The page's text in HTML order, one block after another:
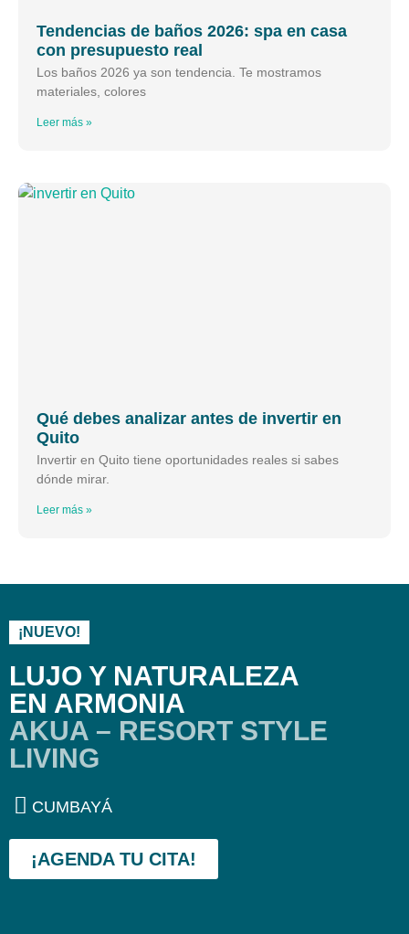
Tendencias de baños 2026: spa en casa
con presupuesto real
Los baños 2026 ya son tendencia. Te mostramos
materiales, colores
Leer más »
Qué debes analizar antes de invertir en
Quito
Invertir en Quito tiene oportunidades reales si sabes
dónde mirar.
Leer más »
¡NUEVO!
LUJO Y NATURALEZA
EN ARMONIA
AKUA – RESORT STYLE
LIVING
CUMBAYÁ
¡AGENDA TU CITA!